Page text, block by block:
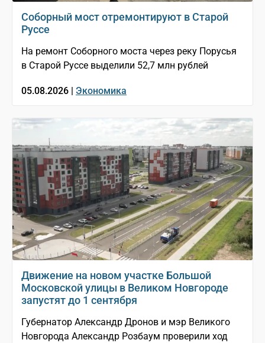
Соборный мост отремонтируют в Старой
Руссе
На ремонт Соборного моста через реку Порусья
в Старой Руссе выделили 52,7 млн рублей
05.08.2026 | Экономика
Движение на новом участке Большой
Московской улицы в Великом Новгороде
запустят до 1 сентября
Губернатор Александр Дронов и мэр Великого
Новгорода Александр Розбаум проверили ход